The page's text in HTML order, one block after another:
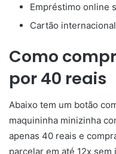
Empréstimo online
Cartão
Como
por 40 reais
Abaixo tem um botão
maquininha minizinha
apenas 40 reais e
parcelar em até 12x